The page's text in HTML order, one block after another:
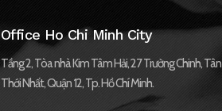
Office Ho Chi Minh City
Tầng 2, Tòa nhà Kim Tâm Hải, 27 Trường Chinh, Tân
Thới Nhất, Quận 12, Tp. Hồ Chí Minh.